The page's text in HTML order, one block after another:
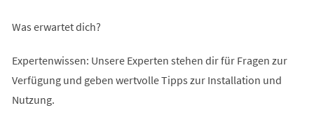
Was erwartet dich?
Expertenwissen: Unsere Experten stehen dir für Fragen zur
Verfügung und geben wertvolle Tipps zur Installation und
Nutzung.